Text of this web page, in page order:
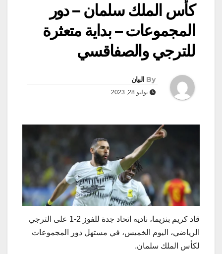
كأس الملك سلمان – دور
المجموعات – بداية متعثرة
للترجي والصفاقسي
By البيان
يوليو 28, 2023
قاد كريم بنزيما، ناديه اتحاد جدة للفوز 2-1 على الترجي
الرياضي، اليوم الخميس، في مستهل دور المجموعات
لكأس الملك سلمان.